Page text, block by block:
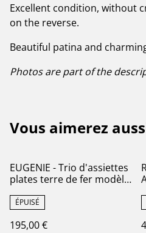
Excellent condition, without
on the reverse.
Beautiful patina and
Photos are part of the
Vous aimerez
EUGENIE - Trio d'assiettes
plates terre de fer modèle
Eugénie Manufacture
française Royale de
Lunéville
ÉPUISÉ
195,00 €